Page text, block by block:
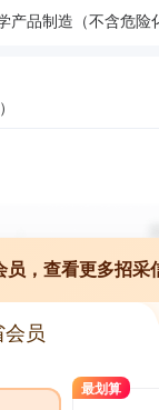
员，查看更多招采
员
最划算